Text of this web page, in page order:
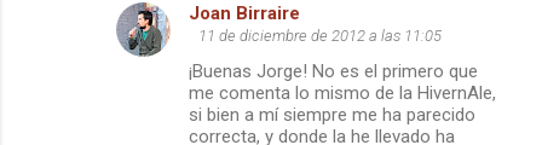
Joan Birraire
11 de diciembre de 2012 a las 11:05
¡Buenas Jorge! No es el primero que
me comenta lo mismo de la HivernAle,
si bien a mí siempre me ha parecido
correcta, y donde la he llevado ha